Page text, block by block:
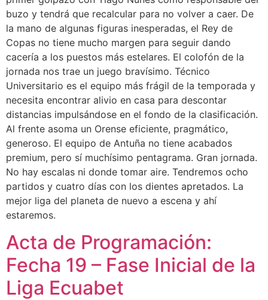
buzo y tendrá que recalcular para no volver a caer. De
la mano de algunas figuras inesperadas, el Rey de
Copas no tiene mucho margen para seguir dando
cacería a los puestos más estelares. El colofón de la
jornada nos trae un juego bravísimo. Técnico
Universitario es el equipo más frágil de la temporada y
necesita encontrar alivio en casa para descontar
distancias impulsándose en el fondo de la clasificación.
Al frente asoma un Orense eficiente, pragmático,
generoso. El equipo de Antuña no tiene acabados
premium, pero sí muchísimo pentagrama. Gran jornada.
No hay escalas ni donde tomar aire. Tendremos ocho
partidos y cuatro días con los dientes apretados. La
mejor liga del planeta de nuevo a escena y ahí
estaremos.
Acta de Programación:
Fecha 19 – Fase Inicial de la
Liga Ecuabet